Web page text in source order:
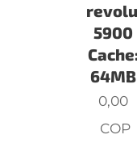
5900
64MB
0,00
COP